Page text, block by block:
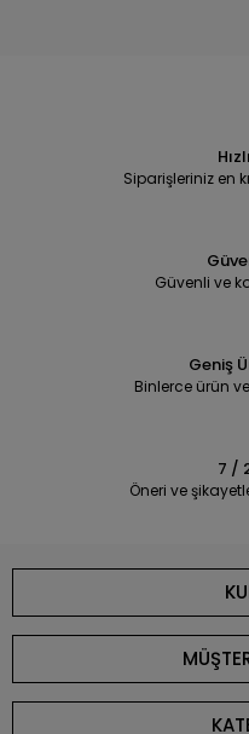
Siparişleriniz en
Güvenli ve
Geniş
Binlerce ürün
7 /
Öneri ve